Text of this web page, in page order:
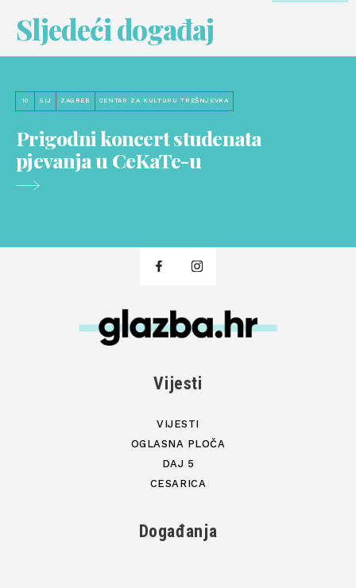
Sljedeći događaj
10 SIJ ZAGREB CENTAR ZA KULTURU TREŠNJEVKA
Prigodni koncert studenata
pjevanja u CeKaTe-u
Vijesti
VIJESTI
OGLASNA PLOČA
DAJ 5
CESARICA
Događanja